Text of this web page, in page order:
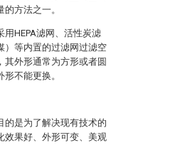
方法之一。
HEPA滤网、活性炭滤
）等内置的过滤网过滤空
其外形通常为方形或者圆
不能更换。
的是为了解决现有技术的
效果好、外形可变、美观